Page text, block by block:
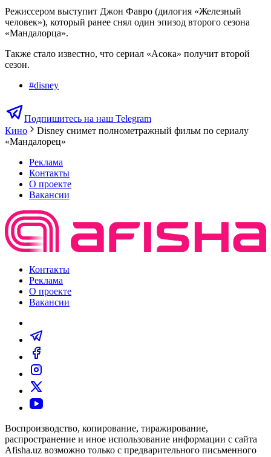
Режиссером выступит Джон Фавро (дилогия «Железный
человек»), который ранее снял один эпизод второго сезона
«Мандалорца».
Также стало известно, что сериал «Асока» получит второй
сезон.
#disney
Подпишитесь на наш Telegram
Кино
Disney снимет полнометражный фильм по сериалу
«Мандалорец»
Реклама
Контакты
О проекте
Вакансии
Контакты
Реклама
О проекте
Вакансии
Воспроизводство, копирование, тиражирование,
распространение и иное использование информации с сайта
Afisha.uz возможно только с предварительного письменного